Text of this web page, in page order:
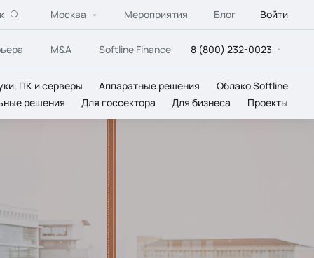
Москва Мероприятия Блог Войти
M&A Softline Finance 8 (800) 232-0023
ПК и серверы Аппаратные решения
Облако Softline
решения Для госсектора Для бизнеса Проекты